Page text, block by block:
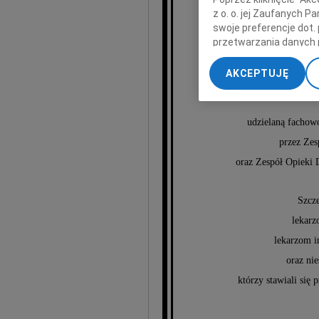
udzielaną
przez
oraz Zespół Opieki
lekarzom
oraz
którzy stawiali się
z o. o. jej Zaufanych
swoje preferencje dot.
przetwarzania danych
„Ustawienia
My, nasi Zaufani
dokładnych danych
Przechowywanie
treści, badnie
AKCEPTUJĘ